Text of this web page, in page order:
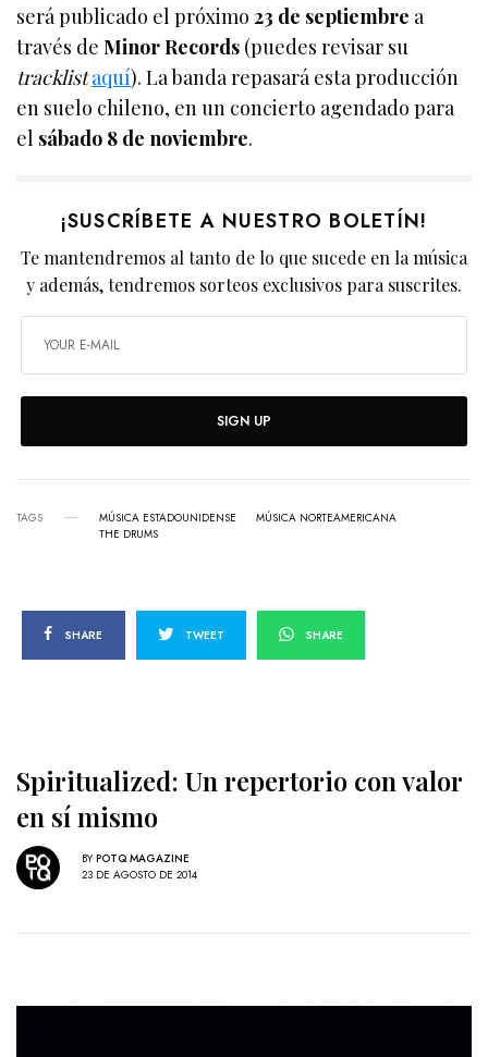
será publicado el próximo23 de septiembre a
través deMinor Records (puedes revisar su
tracklist aquí). La banda repasará esta producción
en suelo chileno, en un concierto agendado para
el sábado 8 de noviembre.
¡SUSCRÍBETE A NUESTRO BOLETÍN!
Te mantendremos al tanto de lo que sucede en la música
y además, tendremos sorteos exclusivos para suscrites.
SIGN UP
TAGS MÚSICA ESTADOUNIDENSE
MÚSICA NORTEAMERICANA
THE DRUMS
SHARE TWEET SHARE
Spiritualized: Un repertorio con valor
en sí mismo
BY POTQ MAGAZINE
23 DE AGOSTO DE 2014